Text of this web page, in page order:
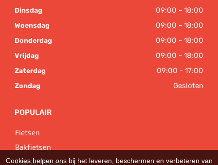
Dinsdag 09:00 - 18:00
Woensdag 09:00 - 18:00
Donderdag 09:00 - 18:00
Vrijdag 09:00 - 18:00
Zaterdag 09:00 - 17:00
Zondag Gesloten
POPULAIR
Fietsen
Bakfietsen
Cruiserfietsen
Cookies helpen ons bij het leveren, beschermen en verbeteren van